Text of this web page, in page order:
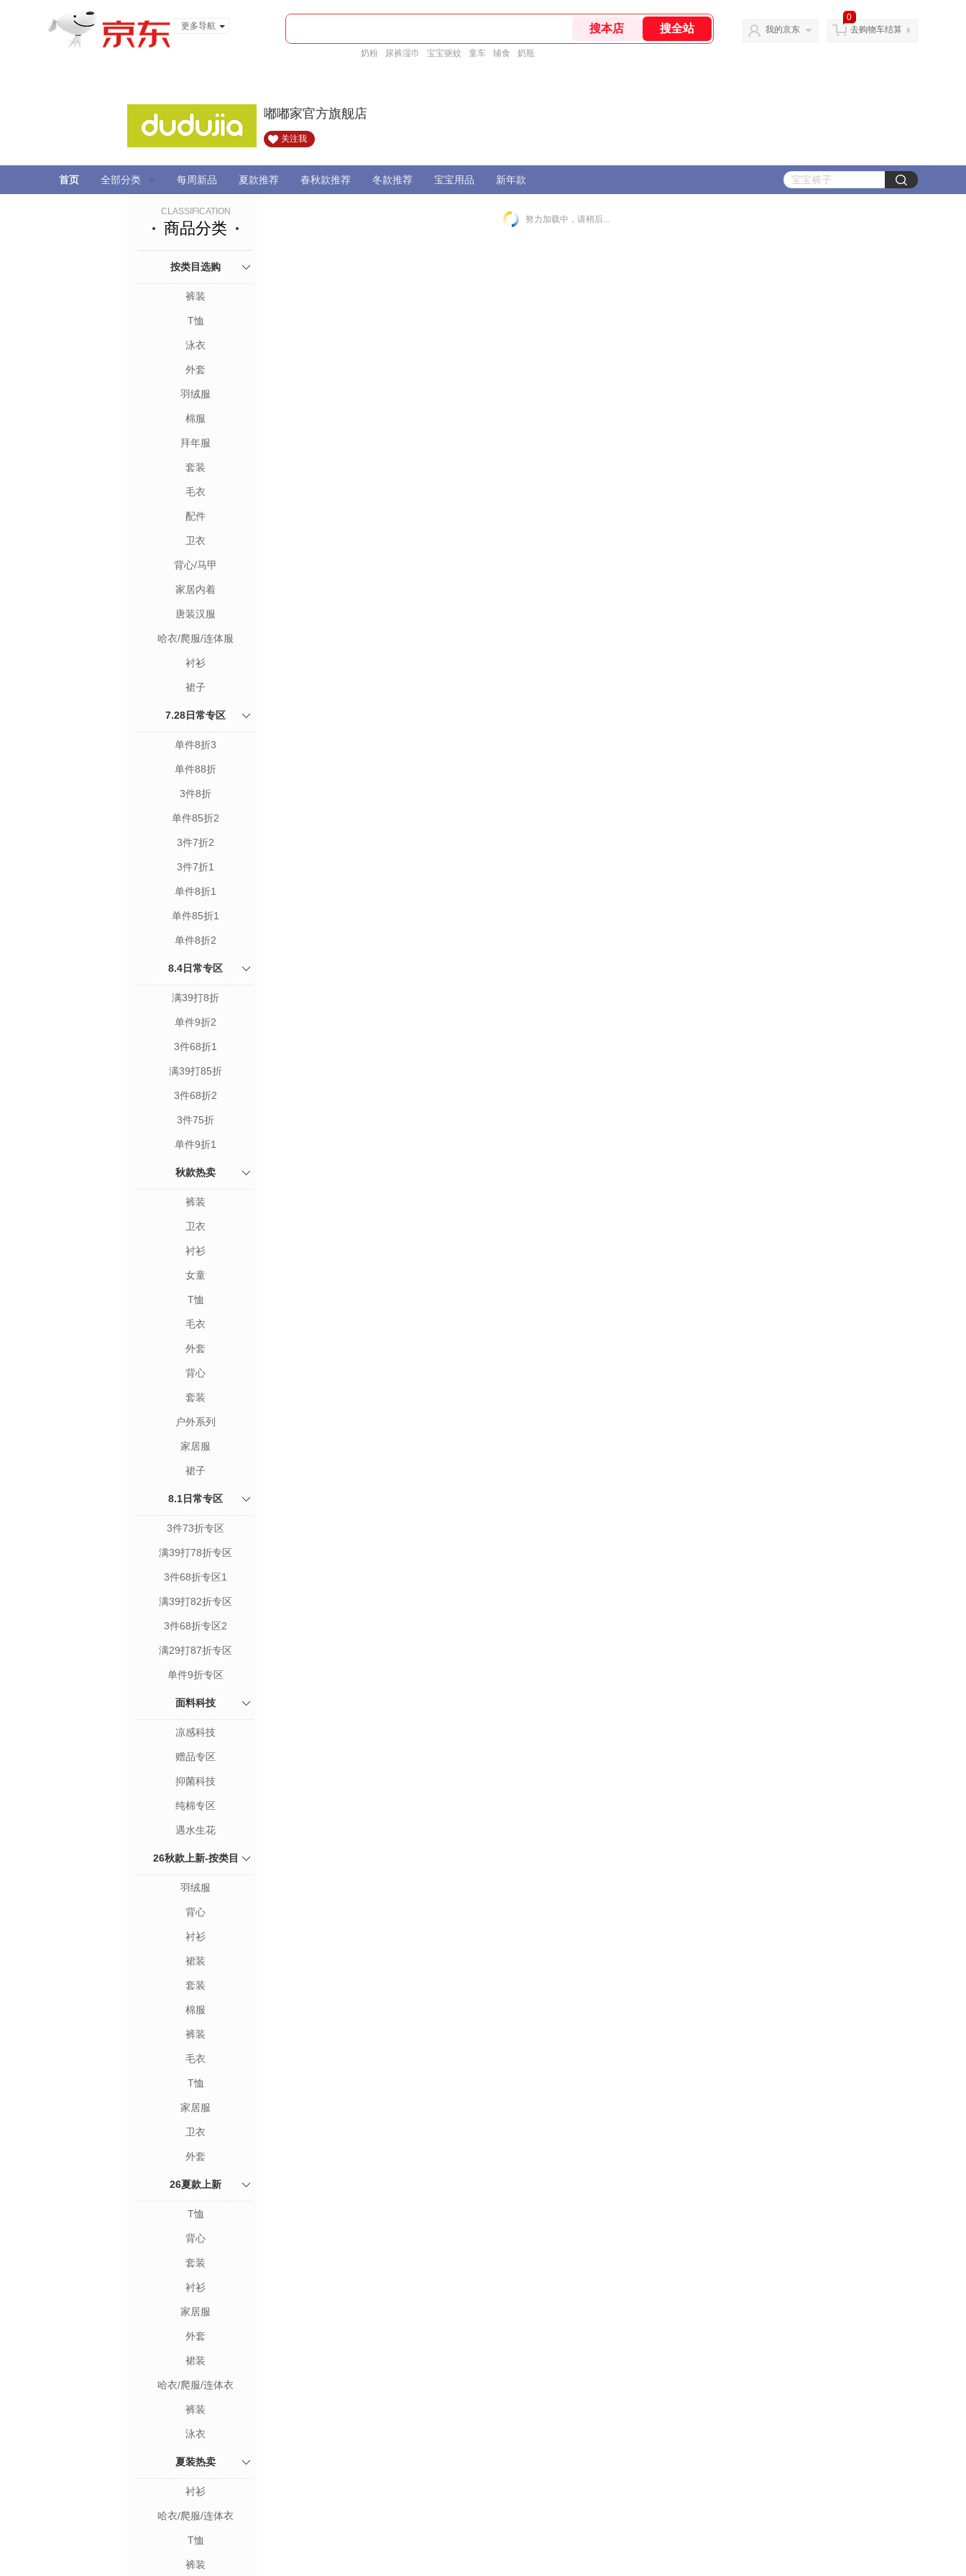
更多导航
奶粉 尿裤湿巾 宝宝驱蚊 童车 辅食 奶瓶
我的京东
0
去购物车结算
嘟嘟家官方旗舰店
关注我
首页 全部分类 每周新品 夏款推荐 春秋款推荐 冬款推荐 宝宝用品 新年款
CLASSIFICATION
商品分类
按类目选购
裤装
T恤
泳衣
外套
羽绒服
棉服
拜年服
套装
毛衣
配件
卫衣
背心/马甲
家居内着
唐装汉服
哈衣/爬服/连体服
衬衫
裙子
7.28日常专区
单件8折3
单件88折
3件8折
单件85折2
3件7折2
3件7折1
单件8折1
单件85折1
单件8折2
8.4日常专区
满39打8折
单件9折2
3件68折1
满39打85折
3件68折2
3件75折
单件9折1
秋款热卖
裤装
卫衣
衬衫
女童
T恤
毛衣
外套
背心
套装
户外系列
家居服
裙子
8.1日常专区
3件73折专区
满39打78折专区
3件68折专区1
满39打82折专区
3件68折专区2
满29打87折专区
单件9折专区
面料科技
凉感科技
赠品专区
抑菌科技
纯棉专区
遇水生花
26秋款上新-按类目
羽绒服
背心
衬衫
裙装
套装
棉服
裤装
毛衣
T恤
家居服
卫衣
外套
26夏款上新
T恤
背心
套装
衬衫
家居服
外套
裙装
哈衣/爬服/连体衣
裤装
泳衣
夏装热卖
衬衫
哈衣/爬服/连体衣
T恤
裤装
努力加载中，请稍后...